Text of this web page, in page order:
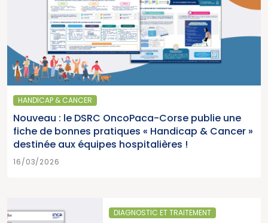
HANDICAP & CANCER
Nouveau : le DSRC OncoPaca-Corse publie une
fiche de bonnes pratiques « Handicap & Cancer »
destinée aux équipes hospitalières !
16/03/2026
ET TRAITEMENT